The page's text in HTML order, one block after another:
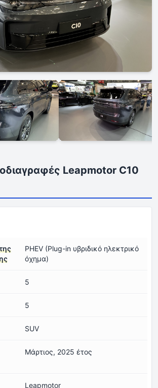
Leapmotor C10
PHEV (Plug-in υβριδικό ηλεκτρικό
όχημα)
5
5
SUV
Μάρτιος, 2025 έτος
Leapmotor